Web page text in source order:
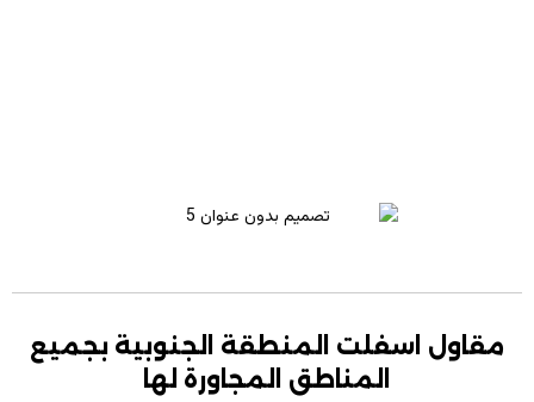
مقاول اسفلت المنطقة الجنوبية بجميع
المناطق المجاورة لها